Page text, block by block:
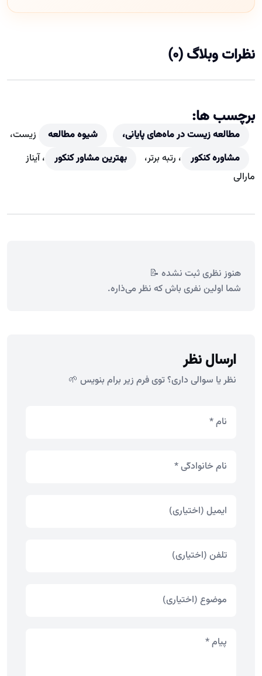
نظرات وبلاگ (0)
برچسب ها:
مطالعه زیست در ماه‌های پایانی، شیوه مطالعه
زیست،
مشاوره کنکور
، رتبه برتر، بهترین مشاور کنکور
، آیناز
مارالی
هنوز نظری ثبت نشده 📝
شما اولین نفری باش که نظر می‌ذاره.
ارسال نظر
نظر یا سوالی داری؟ توی فرم زیر برام بنویس 🌱